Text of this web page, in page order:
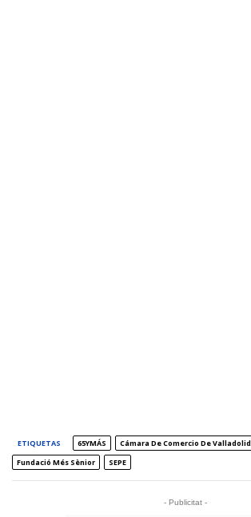
ETIQUETAS 65YMÁS Cámara De Comercio De Valladolid
Fundació Més Sènior
SEPE
- Publicitat -